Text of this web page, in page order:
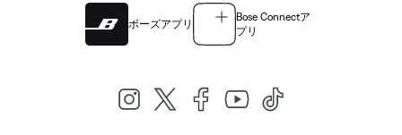
ボーズアプリ
Bose Connectア
プリ